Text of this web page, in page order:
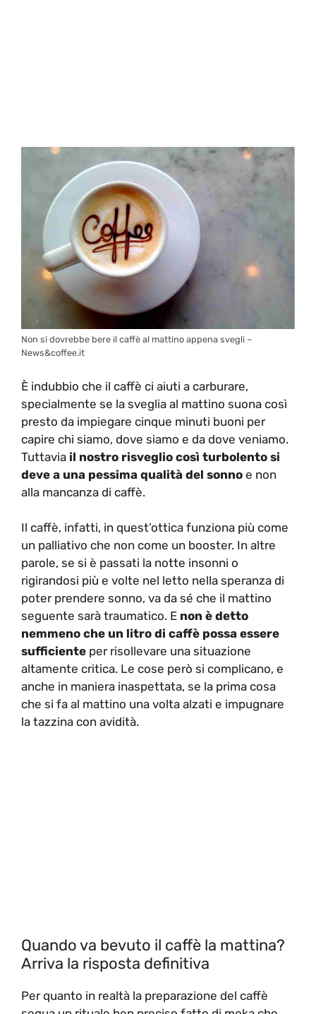
Non si dovrebbe bere il caffè al mattino appena svegli –
News&coffee.it
È indubbio che il caffè ci aiuti a carburare,
specialmente se la sveglia al mattino suona così
presto da impiegare cinque minuti buoni per
capire chi siamo, dove siamo e da dove veniamo.
Tuttavia il nostro risveglio così turbolento si
deve a una pessima qualità del sonno e non
alla mancanza di caffè.
Il caffè, infatti, in quest’ottica funziona più come
un palliativo che non come un booster. In altre
parole, se si è passati la notte insonni o
rigirandosi più e volte nel letto nella speranza di
poter prendere sonno, va da sé che il mattino
seguente sarà traumatico. E non è detto
nemmeno che un litro di caffè possa essere
sufficiente per risollevare una situazione
altamente critica. Le cose però si complicano, e
anche in maniera inaspettata, se la prima cosa
che si fa al mattino una volta alzati e impugnare
la tazzina con avidità.
Quando va bevuto il caffè la mattina?
Arriva la risposta definitiva
Per quanto in realtà la preparazione del caffè